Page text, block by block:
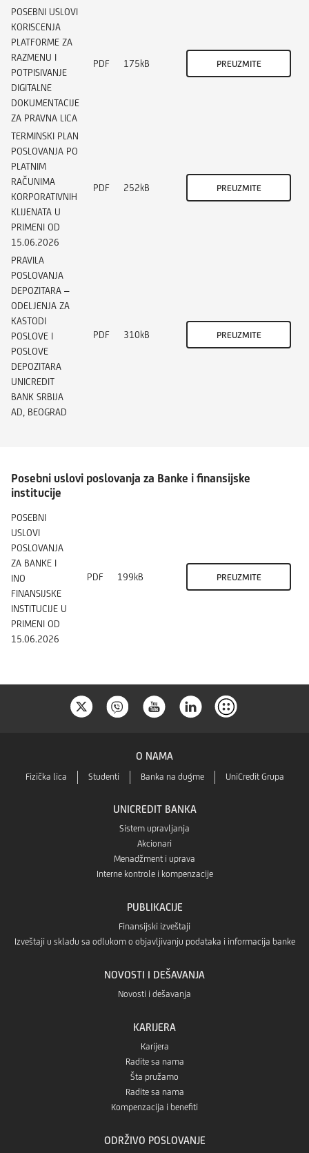
POSEBNI USLOVI
KORISCENJA
PLATFORME ZA
RAZMENU I
POTPISIVANJE
DIGITALNE
DOKUMENTACIJE
ZA PRAVNA LICA
PDF 175kB PREUZMITE
TERMINSKI PLAN
POSLOVANJA PO
PLATNIM
RAČUNIMA
KORPORATIVNIH
KLIJENATA U
PRIMENI OD
15.06.2026
PDF 252kB PREUZMITE
PRAVILA
POSLOVANJA
DEPOZITARA –
ODELJENJA ZA
KASTODI
POSLOVE I
POSLOVE
DEPOZITARA
UNICREDIT
BANK SRBIJA
AD, BEOGRAD
PDF 310kB PREUZMITE
Posebni uslovi poslovanja za Banke i finansijske
institucije
POSEBNI
USLOVI
POSLOVANJA
ZA BANKE I
INO
FINANSIJSKE
INSTITUCIJE U
PRIMENI OD
15.06.2026
PDF 199kB PREUZMITE
O NAMA
Fizička lica Studenti Banka na dugme UniCredit Grupa
UNICREDIT BANKA
Sistem upravljanja
Akcionari
Menadžment i uprava
Interne kontrole i kompenzacije
PUBLIKACIJE
Finansijski izveštaji
Izveštaji u skladu sa odlukom o objavljivanju podataka i informacija banke
NOVOSTI I DEŠAVANJA
Novosti i dešavanja
KARIJERA
Karijera
Radite sa nama
Šta pružamo
Radite sa nama
Kompenzacija i benefiti
ODRŽIVO POSLOVANJE